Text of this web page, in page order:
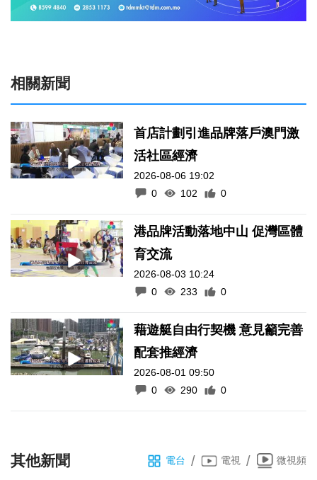
相關新聞
首店計劃引進品牌落戶澳門激
活社區經濟
2026-08-06 19:02
0
102 0
港品牌活動落地中山 促灣區體
育交流
2026-08-03 10:24
0
233 0
藉遊艇自由行契機 意見籲完善
配套推經濟
2026-08-01 09:50
0
290 0
其他新聞 電台 / 電視 / 微視頻